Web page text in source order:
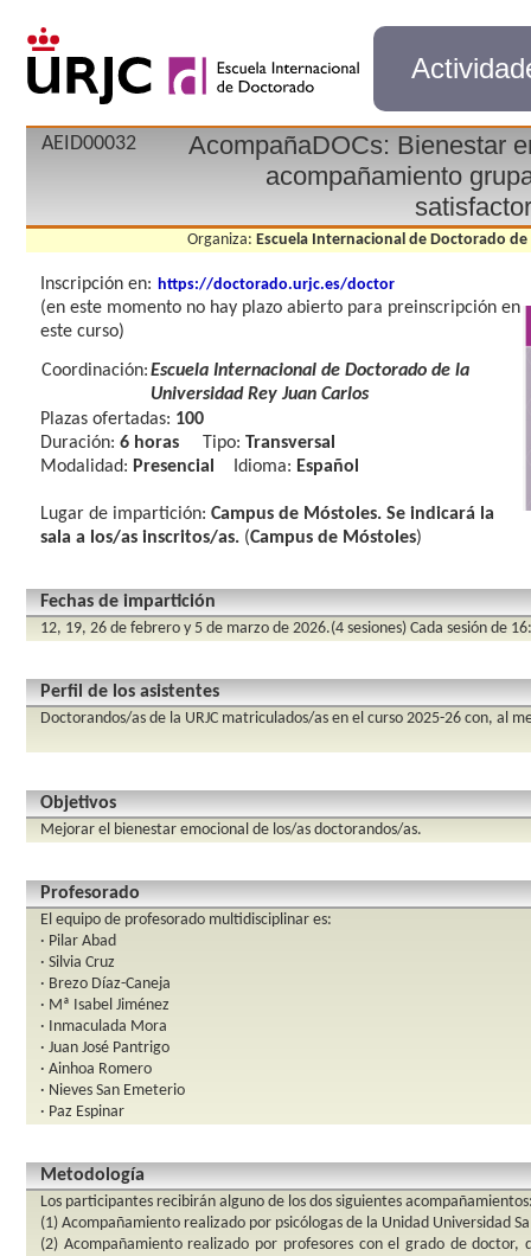
AEID00032
AcompañaDOCs: Bienestar
acompañamiento
Organiza: Escuela Internacional de Doctorado de
Inscripción en: https://doctorado.urjc.es/doctor
(en este momento no hay plazo abierto para preinscripción en
este curso)
Coordinación:Escuela Internacional de Doctorado de la
Universidad Rey Juan Carlos
Plazas ofertadas: 100
Duración: 6 horas Tipo: Transversal
Modalidad: Presencial Idioma: Español
Lugar de impartición: Campus de Móstoles. Se indicará la
sala a los/as inscritos/as. (Campus de Móstoles)
Fechas de impartición
12, 19, 26 de febrero y 5 de marzo de 2026.(4 sesiones) Cada sesión de
Perfil de los asistentes
Doctorandos/as de la URJC matriculados/as en el curso 2025-26 con, al
Objetivos
Mejorar el bienestar emocional de los/as doctorandos/as.
Profesorado
El equipo de profesorado multidisciplinar es:
· Pilar Abad
· Silvia Cruz
· Brezo Díaz-Caneja
· Mª Isabel Jiménez
· Inmaculada Mora
· Juan José Pantrigo
· Ainhoa Romero
· Nieves San Emeterio
· Paz Espinar
Metodología
Los participantes recibirán alguno de los dos siguientes
(1) Acompañamiento realizado por psicólogas de la Unidad Universidad
(2) Acompañamiento realizado por profesores con el grado de doctor,